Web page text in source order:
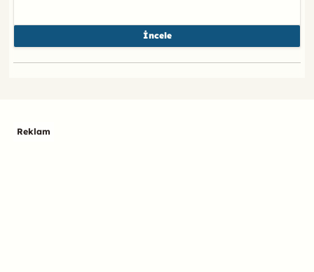
İncele
Reklam